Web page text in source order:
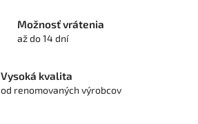
Možnosť vrátenia
až do 14 dní
Vysoká kvalita
od renomovaných výrobcov